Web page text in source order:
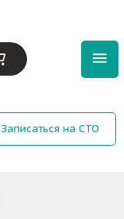
Записаться на СТО